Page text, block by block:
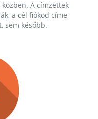
A címzettek
a cél fiókod címe
sem később.